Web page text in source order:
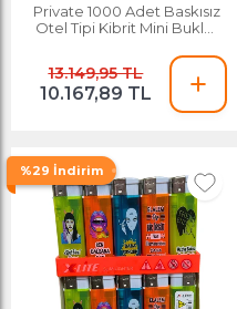
Private 1000 Adet Baskısız
Otel Tipi Kibrit Mini Buklet
13.149,95 TL
10.167,89 TL
%29 İndirim